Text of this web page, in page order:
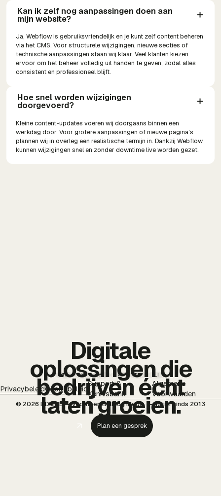
Kan ik zelf nog aanpassingen doen aan
mijn website?
Ja, Webflow is gebruiksvriendelijk en je kunt zelf content beheren
via het CMS. Voor structurele wijzigingen, nieuwe secties of
technische aanpassingen staan wij klaar. Veel klanten kiezen
ervoor om het beheer volledig uit handen te geven, zodat alles
consistent en professioneel blijft.
Hoe snel worden wijzigingen
doorgevoerd?
Kleine content-updates voeren wij doorgaans binnen een
werkdag door. Voor grotere aanpassingen of nieuwe pagina's
plannen wij in overleg een realistische termijn in. Dankzij Webflow
kunnen wijzigingen snel en zonder downtime live worden gezet.
TT IG YT PI FB LI
PrivacybeleidCookiebeleid
Support &
Kennisbank
Algemene
Voorwaarden
© 2026 BDMNL — voorheen Bulldog Media — actief sinds 2013
Digitale
oplossingen die
bedrijven écht
laten groeien.
Plan een gesprek